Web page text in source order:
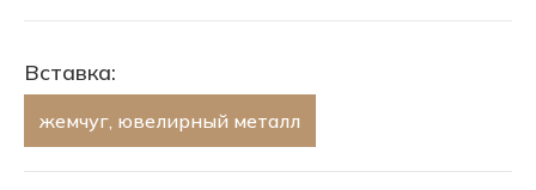
Вставка:
жемчуг, ювелирный металл